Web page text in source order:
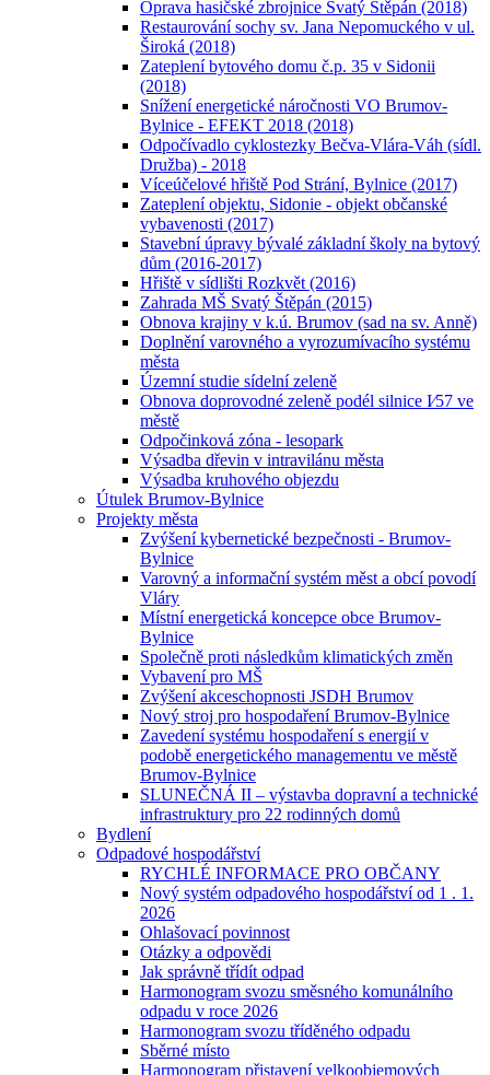
Oprava hasičské zbrojnice Svatý Štěpán (2018)
Restaurování sochy sv. Jana Nepomuckého v ul.
Široká (2018)
Zateplení bytového domu č.p. 35 v Sidonii
(2018)
Snížení energetické náročnosti VO Brumov-
Bylnice - EFEKT 2018 (2018)
Odpočívadlo cyklostezky Bečva-Vlára-Váh (sídl.
Družba) - 2018
Víceúčelové hřiště Pod Strání, Bylnice (2017)
Zateplení objektu, Sidonie - objekt občanské
vybavenosti (2017)
Stavební úpravy bývalé základní školy na bytový
dům (2016-2017)
Hřiště v sídlišti Rozkvět (2016)
Zahrada MŠ Svatý Štěpán (2015)
Obnova krajiny v k.ú. Brumov (sad na sv. Anně)
Doplnění varovného a vyrozumívacího systému
města
Územní studie sídelní zeleně
Obnova doprovodné zeleně podél silnice I⁄57 ve
městě
Odpočinková zóna - lesopark
Výsadba dřevin v intravilánu města
Výsadba kruhového objezdu
Útulek Brumov-Bylnice
Projekty města
Zvýšení kybernetické bezpečnosti - Brumov-
Bylnice
Varovný a informační systém měst a obcí povodí
Vláry
Místní energetická koncepce obce Brumov-
Bylnice
Společně proti následkům klimatických změn
Vybavení pro MŠ
Zvýšení akceschopnosti JSDH Brumov
Nový stroj pro hospodaření Brumov-Bylnice
Zavedení systému hospodaření s energií v
podobě energetického managementu ve městě
Brumov-Bylnice
SLUNEČNÁ II – výstavba dopravní a technické
infrastruktury pro 22 rodinných domů
Bydlení
Odpadové hospodářství
RYCHLÉ INFORMACE PRO OBČANY
Nový systém odpadového hospodářství od 1 . 1.
2026
Ohlašovací povinnost
Otázky a odpovědi
Jak správně třídít odpad
Harmonogram svozu směsného komunálního
odpadu v roce 2026
Harmonogram svozu tříděného odpadu
Sběrné místo
Harmonogram přistavení velkoobjemových